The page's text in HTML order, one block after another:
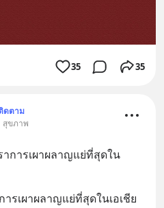
35 35
ดตาม
สุขภาพ
การเผาผลาญแย่ที่สุดใน
รเผาผลาญแย่ที่สุดในเอเชีย